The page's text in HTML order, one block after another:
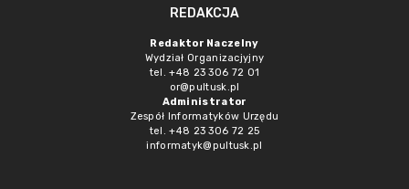
REDAKCJA
Redaktor Naczelny
Wydział Organizacjyjny
tel. +48 23 306 72 01
or@pultusk.pl
Administrator
Zespół Informatyków Urzędu
tel. +48 23 306 72 25
informatyk@pultusk.pl